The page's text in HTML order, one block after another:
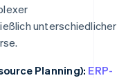
unterschiedlicher
Planning): ERP-